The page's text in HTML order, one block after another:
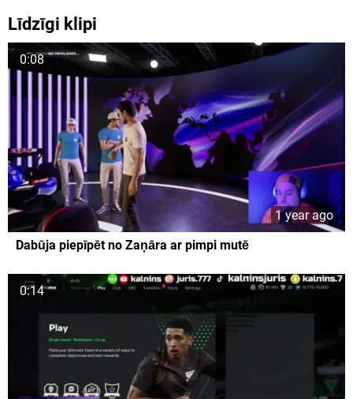
Līdzīgi klipi
0:08
1 year ago
Dabūja piepīpēt no Zaņāra ar pimpi mutē
0:14